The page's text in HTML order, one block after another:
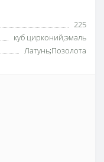
225
куб цирконий;эмаль
Латунь;Позолота